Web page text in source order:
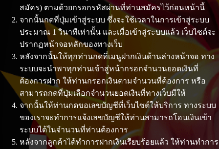
สมัคร) ตามด้วยกรอกรหัสผ่านที่ท่านสมัครไว้ก่อนหน้านี้
จากนั้นกดที่ปุ่มเข้าสู่ระบบ ซึ่งจะใช้เวลาในการเข้าสู่ระบบ
ประมาณ 1 วินาทีเท่านั้น และเมื่อเข้าสู่ระบบแล้ว เว็บไซต์จะ
ปรากฏหน้าจอหลักของทางเว็บ
หลังจากนั้นให้ทุกท่านกดที่เมนูฝากเงินด้านล่างหน้าจอ ทาง
ระบบจะนำพาทุกท่านเข้าสู่หน้ากรอกจำนวนยอดเงินที่
ต้องการฝาก ให้ท่านกรอกเงินตามจำนวนที่ต้องการ หรือ
สามารถกดที่ปุ่มเลือกจำนวนยอดเงินที่ทางเว็บมีให้
จากนั้นให้ท่านกดขอเลขบัญชีที่เว็บไซต์ให้บริการ ทางระบบ
ของเราจะทำการแจ้งเลขบัญชีให้ท่านสามารถโอนเงินเข้า
ระบบได้ในจำนวนที่ท่านต้องการ
หลังจากลูกค้าได้ทำการฝากเงินเรียบร้อยแล้ว ให้ท่านทำการ